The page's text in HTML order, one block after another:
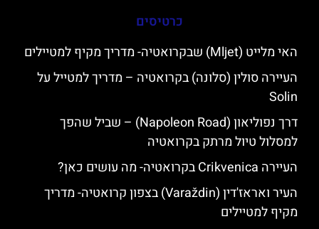
כרטיסים
האי מלייט (Mljet) שבקרואטיה- מדריך מקיף למטיילים
העיירה סולין (סלונה) בקרואטיה – מדריך למטייל על
Solin
דרך נפוליאון (Napoleon Road) – שביל שהפך
למסלול טיול מרתק בקרואטיה
העיירה Crikvenica בקרואטיה- מה עושים כאן?
העיר ואראז'דין (Varaždin) בצפון קרואטיה- מדריך
מקיף למטיילים